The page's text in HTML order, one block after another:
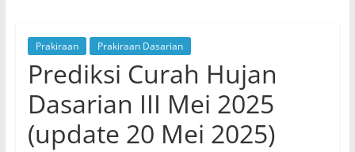
Koordinator
BMKG
Sumatera
Selatan
Prakiraan Prakiraan Dasarian
Prediksi Curah Hujan
Dasarian III Mei 2025
(update 20 Mei 2025)